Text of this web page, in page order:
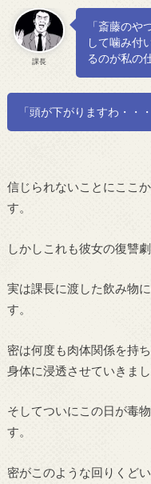
課長
「斎藤の
して噛み付
るのが私の
「頭が下がりますわ・・・
信じられないことにここ
す。
しかしこれも彼女の復讐
実は課長に渡した飲み物
す。
密は何度も肉体関係を持
身体に浸透させていきまし
そしてついにこの日が毒
す。
密がこのような回りくど